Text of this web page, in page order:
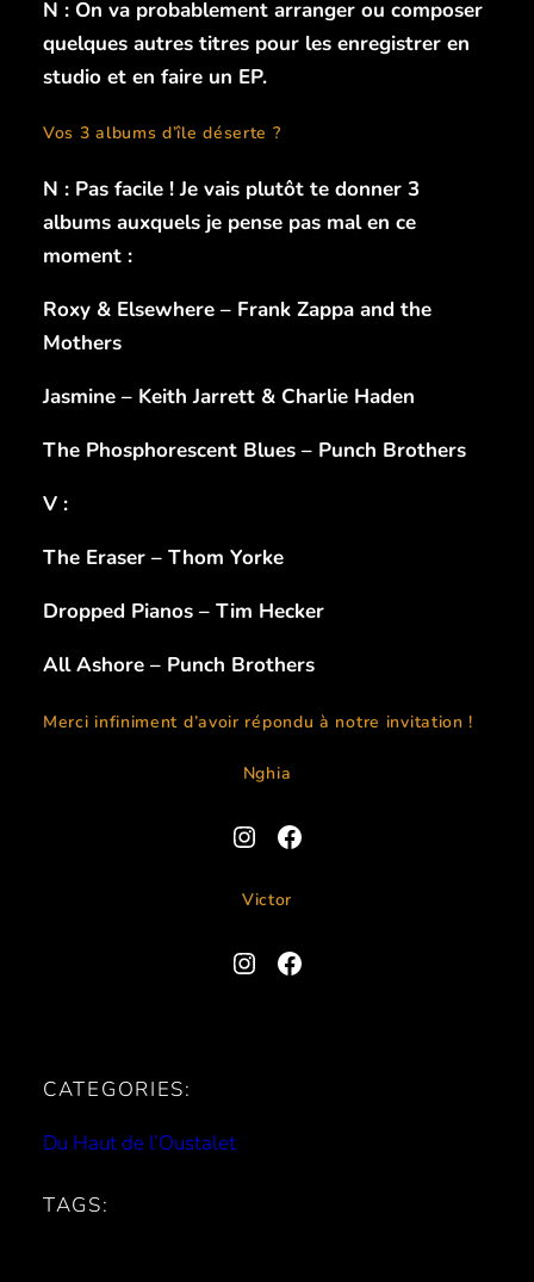
N : On va probablement arranger ou composer
quelques autres titres pour les enregistrer en
studio et en faire un EP.
Vos 3 albums d’île déserte ?
N : Pas facile ! Je vais plutôt te donner 3
albums auxquels je pense pas mal en ce
moment :
Roxy & Elsewhere – Frank Zappa and the
Mothers
Jasmine – Keith Jarrett & Charlie Haden
The Phosphorescent Blues – Punch Brothers
V :
The Eraser – Thom Yorke
Dropped Pianos – Tim Hecker
All Ashore – Punch Brothers
Merci infiniment d’avoir répondu à notre invitation !
Nghia
Instagram
Facebook
Victor
Instagram
Facebook
CATEGORIES:
Du Haut de l’Oustalet
TAGS: